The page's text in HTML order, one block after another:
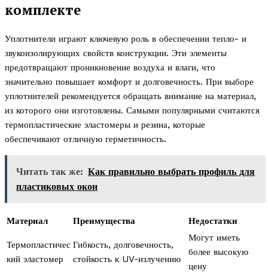
комплекте
Уплотнители играют ключевую роль в обеспечении тепло- и
звукоизолирующих свойств конструкции. Эти элементы
предотвращают проникновение воздуха и влаги, что
значительно повышает комфорт и долговечность. При выборе
уплотнителей рекомендуется обращать внимание на материал,
из которого они изготовлены. Самыми популярными считаются
термопластические эластомеры и резина, которые
обеспечивают отличную герметичность.
Читать так же: Как правильно выбрать профиль для
пластиковых окон
Материал Преимущества Недостатки
Термопластичес
кий эластомер
Гибкость, долговечность,
стойкость к UV-излучению
Могут иметь
более высокую
цену